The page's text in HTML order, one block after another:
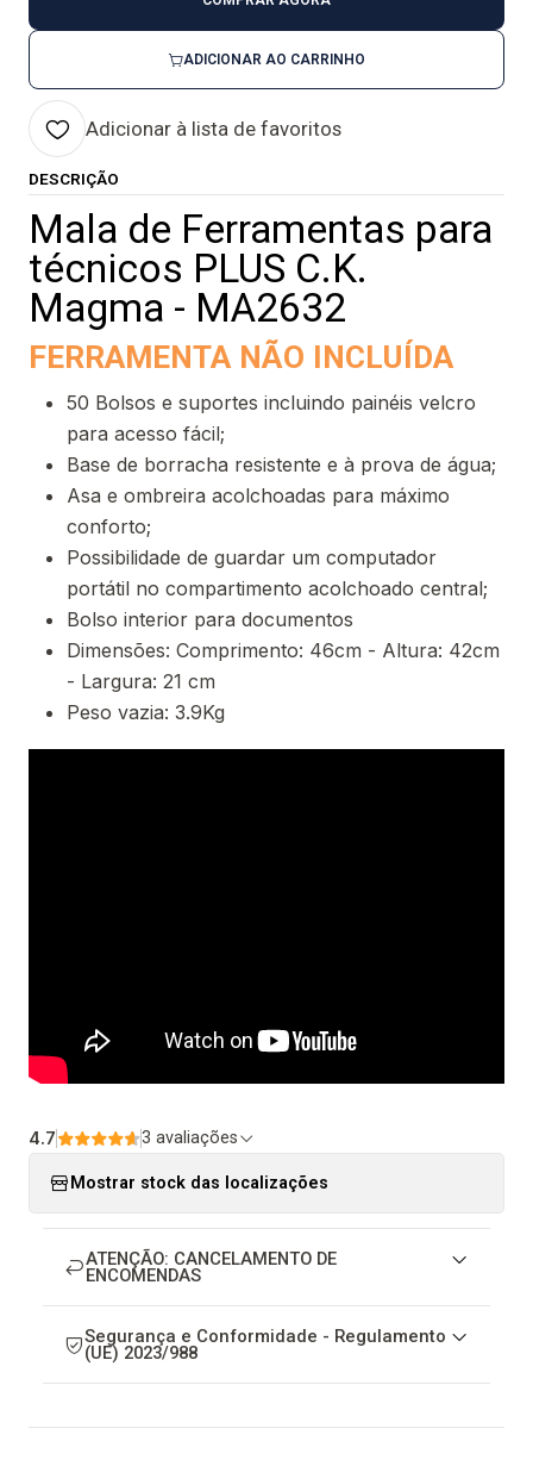
ADICIONAR AO CARRINHO
Adicionar à lista de favoritos
DESCRIÇÃO
Mala de Ferramentas para
técnicos PLUS C.K.
Magma - MA2632
FERRAMENTA NÃO INCLUÍDA
50 Bolsos e suportes incluindo painéis velcro
para acesso fácil;
Base de borracha resistente e à prova de água;
Asa e ombreira acolchoadas para máximo
conforto;
Possibilidade de guardar um computador
portátil no compartimento acolchoado central;
Bolso interior para documentos
Dimensões: Comprimento: 46cm - Altura: 42cm
- Largura: 21 cm
Peso vazia: 3.9Kg
4.7 3 avaliações
Mostrar stock das localizações
ATENÇÃO: CANCELAMENTO DE
ENCOMENDAS
Segurança e Conformidade - Regulamento
(UE) 2023/988